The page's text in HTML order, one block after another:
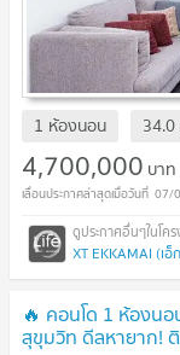
1 ห้องนอน 34.0
4,700,000 บาท
07/
XT EKKAMAI (เ
🔥 คอนโด 1 ห้องนอ
สุขุมวิท ดีลหายาก!